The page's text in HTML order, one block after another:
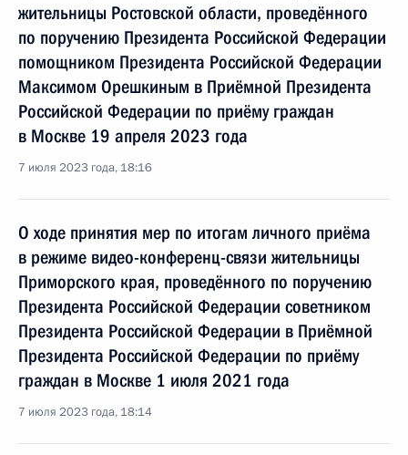
жительницы Ростовской области, проведённого
по поручению Президента Российской Федерации
помощником Президента Российской Федерации
Максимом Орешкиным в Приёмной Президента
Российской Федерации по приёму граждан
в Москве 19 апреля 2023 года
7 июля 2023 года, 18:16
О ходе принятия мер по итогам личного приёма
в режиме видео-конференц-связи жительницы
Приморского края, проведённого по поручению
Президента Российской Федерации советником
Президента Российской Федерации в Приёмной
Президента Российской Федерации по приёму
граждан в Москве 1 июля 2021 года
7 июля 2023 года, 18:14